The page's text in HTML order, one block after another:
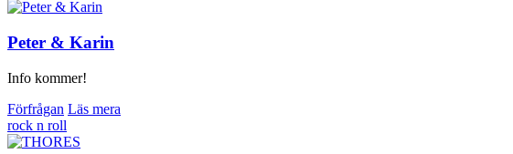
Peter & Karin
Info kommer!
Förfrågan Läs mera
rock n roll